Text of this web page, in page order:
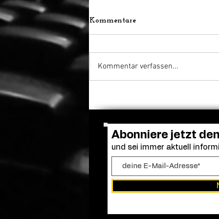
in a Cornfield 2“ erhält
Kommentare
Kommentar verfassen...
Abonniere jetzt
und sei immer aktuell